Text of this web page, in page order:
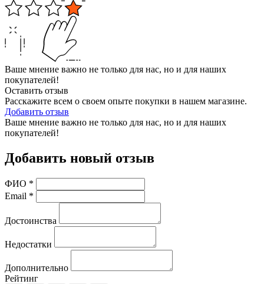
Ваше мнение важно не только для нас, но и для наших
покупателей!
Оставить отзыв
Расскажите всем о своем опыте покупки в нашем магазине.
Добавить отзыв
Ваше мнение важно не только для нас, но и для наших
покупателей!
Добавить новый отзыв
ФИО *
Email *
Достоинства
Недостатки
Дополнительно
Рейтинг